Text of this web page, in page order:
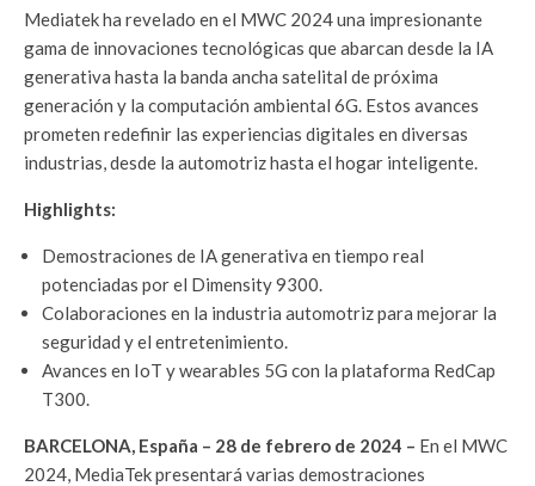
Mediatek ha revelado en el MWC 2024 una impresionante
gama de innovaciones tecnológicas que abarcan desde la IA
generativa hasta la banda ancha satelital de próxima
generación y la computación ambiental 6G. Estos avances
prometen redefinir las experiencias digitales en diversas
industrias, desde la automotriz hasta el hogar inteligente.
Highlights:
Demostraciones de IA generativa en tiempo real
potenciadas por el Dimensity 9300.
Colaboraciones en la industria automotriz para mejorar la
seguridad y el entretenimiento.
Avances en IoT y wearables 5G con la plataforma RedCap
T300.
BARCELONA, España – 28 de febrero de 2024 – En el MWC
2024, MediaTek presentará varias demostraciones